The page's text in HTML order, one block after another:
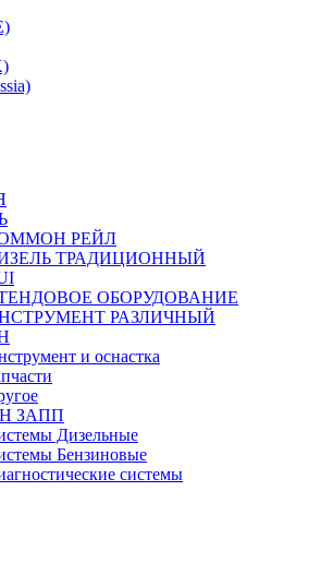
РЕЙЛ
ТРАДИЦИОННЫЙ
ОБОРУДОВАНИЕ
РАЗЛИЧНЫЙ
и оснастка
ЗАПП
Дизельные
Бензиновые
системы